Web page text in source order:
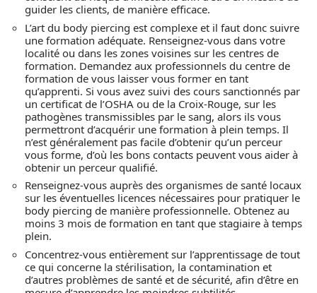
guider les clients, de manière efficace.
L’art du body piercing est complexe et il faut donc suivre
une formation adéquate. Renseignez-vous dans votre
localité ou dans les zones voisines sur les centres de
formation. Demandez aux professionnels du centre de
formation de vous laisser vous former en tant
qu’apprenti. Si vous avez suivi des cours sanctionnés par
un certificat de l’OSHA ou de la Croix-Rouge, sur les
pathogènes transmissibles par le sang, alors ils vous
permettront d’acquérir une formation à plein temps. Il
n’est généralement pas facile d’obtenir qu’un perceur
vous forme, d’où les bons contacts peuvent vous aider à
obtenir un perceur qualifié.
Renseignez-vous auprès des organismes de santé locaux
sur les éventuelles licences nécessaires pour pratiquer le
body piercing de manière professionnelle. Obtenez au
moins 3 mois de formation en tant que stagiaire à temps
plein.
Concentrez-vous entièrement sur l’apprentissage de tout
ce qui concerne la stérilisation, la contamination et
d’autres problèmes de santé et de sécurité, afin d’être en